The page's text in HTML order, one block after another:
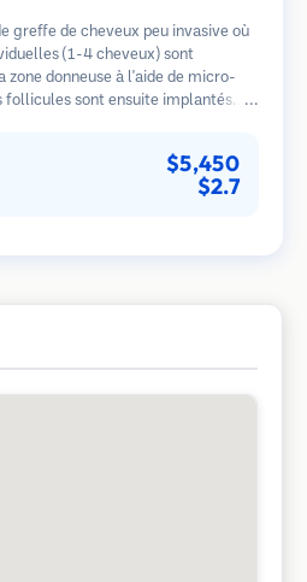
greffe de cheveux peu invasive où
(1-4 cheveux) sont
donneuse à l'aide de micro-
follicules sont ensuite implantés
aux méthodes de prélèvement
$5,450
$2.7